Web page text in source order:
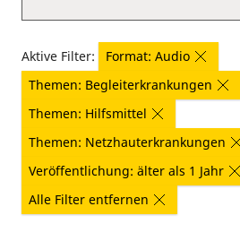
Aktive Filter:
Format: Audio
Themen: Begleiterkrankungen
Themen: Hilfsmittel
Themen: Netzhauterkrankungen
Veröffentlichung: älter als 1 Jahr
Alle Filter entfernen